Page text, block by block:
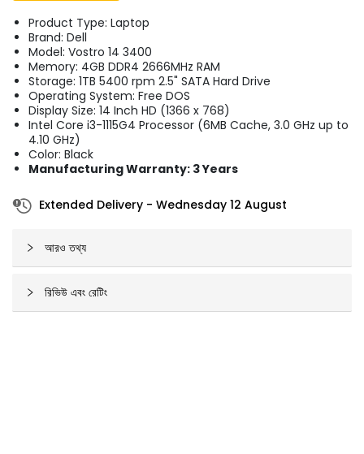
Product Type: Laptop
Brand: Dell
Model: Vostro 14 3400
Memory: 4GB DDR4 2666MHz RAM
Storage: 1TB 5400 rpm 2.5" SATA Hard Drive
Operating System: Free DOS
Display Size: 14 Inch HD (1366 x 768)
Intel Core i3-1115G4 Processor (6MB Cache, 3.0 GHz up to
4.10 GHz)
Color: Black
Manufacturing Warranty: 3 Years
Extended Delivery - Wednesday 12 August
আরও তথ্য
রিভিউ এবং রেটিং